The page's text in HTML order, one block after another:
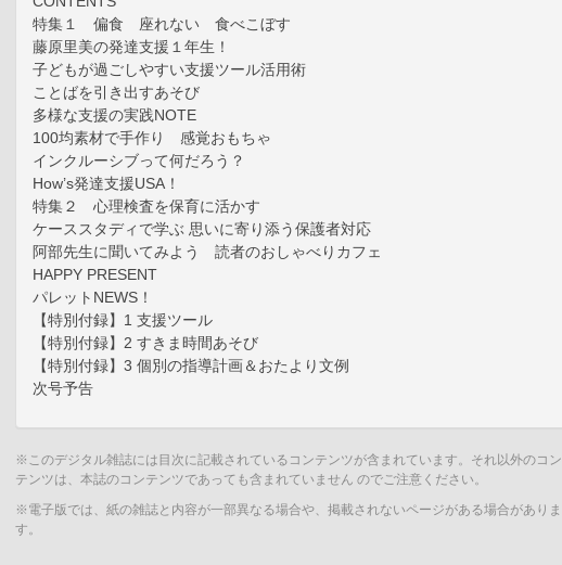
特集１ 偏食 座れない 食べこぼす
藤原里美の発達支援１年生！
子どもが過ごしやすい支援ツール活用術
ことばを引き出すあそび
多様な支援の実践NOTE
100均素材で手作り 感覚おもちゃ
インクルーシブって何だろう？
How’s発達支援USA！
特集２ 心理検査を保育に活かす
ケーススタディで学ぶ 思いに寄り添う保護者対応
阿部先生に聞いてみよう 読者のおしゃべりカフェ
HAPPY PRESENT
パレットNEWS！
【特別付録】1 支援ツール
【特別付録】2 すきま時間あそび
【特別付録】3 個別の指導計画＆おたより文例
次号予告
※このデジタル雑誌には目次に記載されているコンテンツが含まれています。それ以外のコン
テンツは、本誌のコンテンツであっても含まれていません のでご注意ください。
※電子版では、紙の雑誌と内容が一部異なる場合や、掲載されないページがある場合がありま
す。